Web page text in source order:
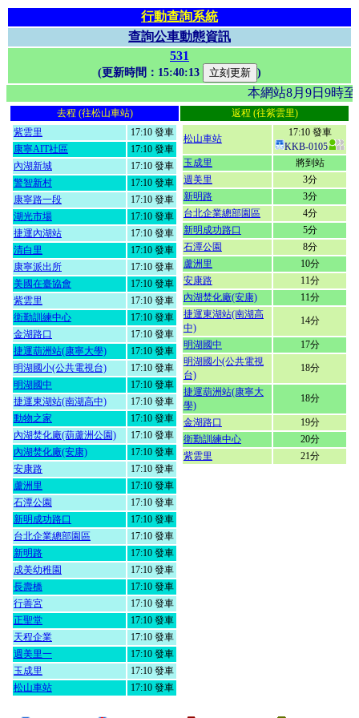
行動查詢系統
查詢公車動態資訊
531
(更新時間： 15:40:13 )
本網站8月9日9
去程 (往松山車站)
返程 (往紫雲里)
紫雲里
17:10 發車
康寧AIT社區
17:10 發車
內湖新城
17:10 發車
警智新村
17:10 發車
康寧路一段
17:10 發車
湖光市場
17:10 發車
捷運內湖站
17:10 發車
清白里
17:10 發車
康寧派出所
17:10 發車
美國在臺協會
17:10 發車
紫雲里
17:10 發車
衛勤訓練中心
17:10 發車
金湖路口
17:10 發車
捷運葫洲站(康寧大學)
17:10 發車
明湖國小(公共電視台)
17:10 發車
明湖國中
17:10 發車
捷運東湖站(南湖高中)
17:10 發車
動物之家
17:10 發車
內湖焚化廠(葫蘆洲公園)
17:10 發車
內湖焚化廠(安康)
17:10 發車
安康路
17:10 發車
蘆洲里
17:10 發車
石潭公園
17:10 發車
新明成功路口
17:10 發車
台北企業總部園區
17:10 發車
新明路
17:10 發車
成美幼稚園
17:10 發車
長壽橋
17:10 發車
行善宮
17:10 發車
正聖堂
17:10 發車
天程企業
17:10 發車
週美里一
17:10 發車
玉成里
17:10 發車
松山車站
17:10 發車
松山車站
17:10 發車
KKB-0105
玉成里
將到站
週美里
3分
新明路
3分
台北企業總部園區
4分
新明成功路口
5分
石潭公園
8分
蘆洲里
10分
安康路
11分
內湖焚化廠(安康)
11分
捷運東湖站(南湖高
中)
14分
明湖國中
17分
明湖國小(公共電視
台)
18分
捷運葫洲站(康寧大
學)
18分
金湖路口
19分
衛勤訓練中心
20分
紫雲里
21分